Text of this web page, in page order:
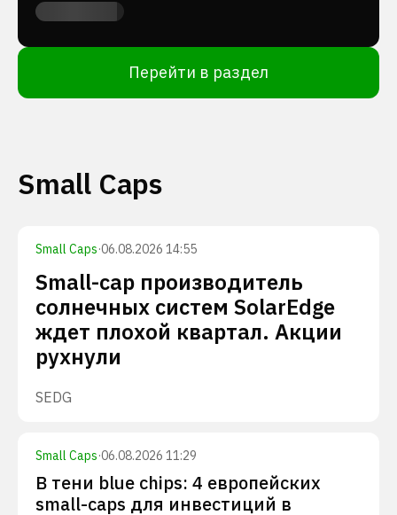
Перейти в раздел
Small Caps
Small Caps·06.08.2026 14:55
Small-cap производитель
солнечных систем SolarEdge
ждет плохой квартал. Акции
рухнули
SEDG
Small Caps·06.08.2026 11:29
В тени blue chips: 4 европейских
small-caps для инвестиций в